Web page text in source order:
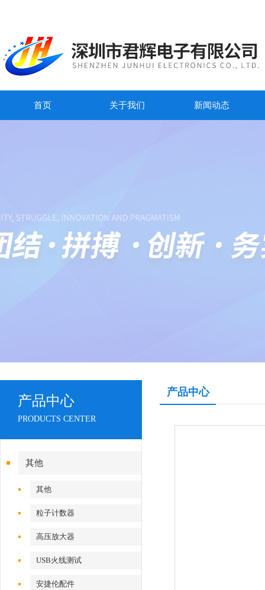
首页 关于我们 新闻动态
产品中心
PRODUCTS CENTER
其他
其他
粒子计数器
高压放大器
USB火线测试
安捷伦配件
产品中心